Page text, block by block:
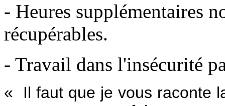
- Heures supplémentaires
récupérables.
- Travail dans l'insécurité
« Il faut que je vous raconte